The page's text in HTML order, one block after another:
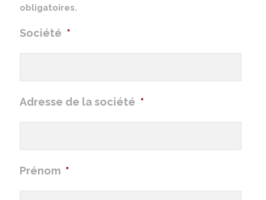
obligatoires.
Société *
Adresse de la société *
Prénom *